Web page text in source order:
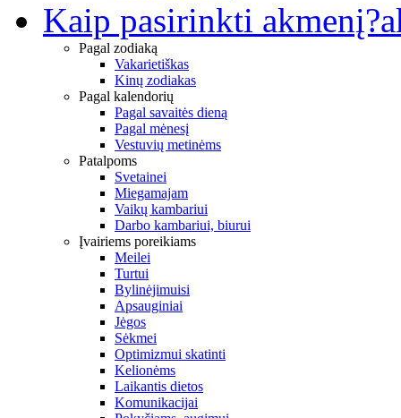
Kaip pasirinkti akmenį?
Pagal zodiaką
Vakarietiškas
Kinų zodiakas
Pagal kalendorių
Pagal savaitės dieną
Pagal mėnesį
Vestuvių metinėms
Patalpoms
Svetainei
Miegamajam
Vaikų kambariui
Darbo kambariui, biurui
Įvairiems poreikiams
Meilei
Turtui
Bylinėjimuisi
Apsauginiai
Jėgos
Sėkmei
Optimizmui skatinti
Kelionėms
Laikantis dietos
Komunikacijai